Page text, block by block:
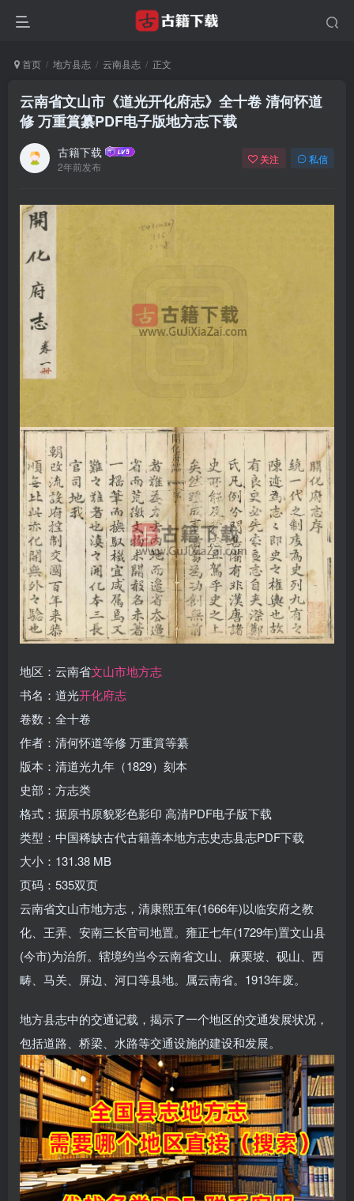
首页 地方县志 云南县志 正文
云南省文山市《道光开化府志》全十卷 清何怀道
修 万重篔纂PDF电子版地方志下载
古籍下载
2年前发布
关注 私信
地区：云南省文山市地方志
书名：道光开化府志
卷数：全十卷
作者：清何怀道等修 万重篔等纂
版本：清道光九年（1829）刻本
史部：方志类
格式：据原书原貌彩色影印 高清PDF电子版下载
类型：中国稀缺古代古籍善本地方志史志县志PDF下载
大小：131.38 MB
页码：535双页
云南省文山市地方志，清康熙五年(1666年)以临安府之教
化、王弄、安南三长官司地置。雍正七年(1729年)置文山县
(今市)为治所。辖境约当今云南省文山、麻栗坡、砚山、西
畴、马关、屏边、河口等县地。属云南省。1913年废。
地方县志中的交通记载，揭示了一个地区的交通发展状况，
包括道路、桥梁、水路等交通设施的建设和发展。